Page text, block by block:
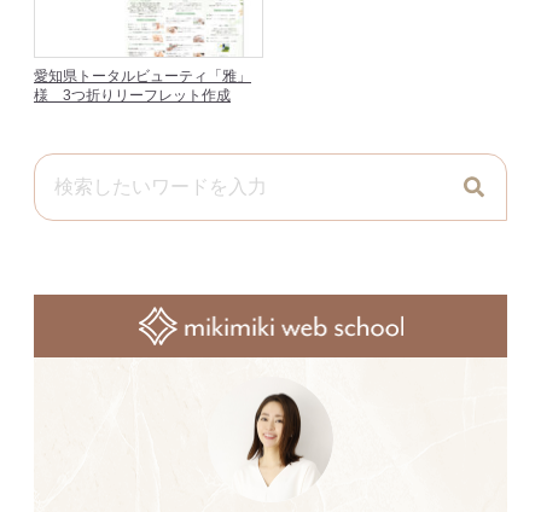
愛知県トータルビューティ「雅」
様 3つ折りリーフレット作成